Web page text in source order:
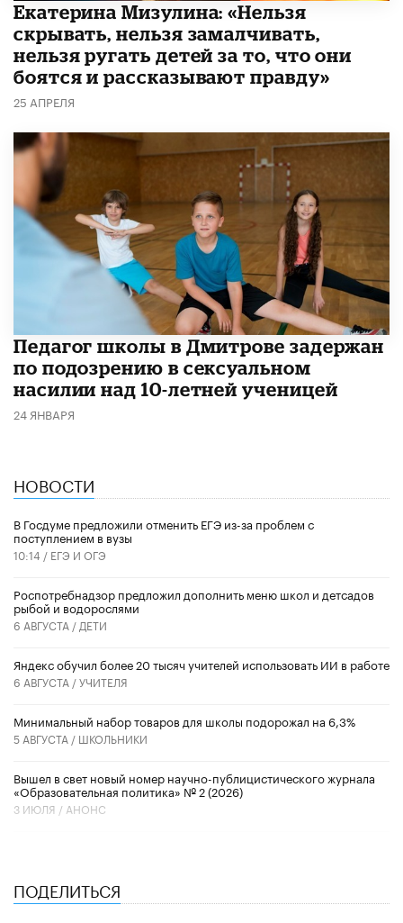
Екатерина Мизулина: «Нельзя
скрывать, нельзя замалчивать,
нельзя ругать детей за то, что они
боятся и рассказывают правду»
25 АПРЕЛЯ
Педагог школы в Дмитрове задержан
по подозрению в сексуальном
насилии над 10-летней ученицей
24 ЯНВАРЯ
НОВОСТИ
В Госдуме предложили отменить ЕГЭ из-за проблем с
поступлением в вузы
10:14 / ЕГЭ И ОГЭ
Роспотребнадзор предложил дополнить меню школ и детсадов
рыбой и водорослями
6 АВГУСТА / ДЕТИ
​Яндекс обучил более 20 тысяч учителей использовать ИИ в работе
6 АВГУСТА /УЧИТЕЛЯ
Минимальный набор товаров для школы подорожал на 6,3%
5 АВГУСТА / ШКОЛЬНИКИ
Вышел в свет новый номер научно-публицистического журнала
«Образовательная политика» № 2 (2026)
3 ИЮЛЯ / АНОНС
ПОДЕЛИТЬСЯ